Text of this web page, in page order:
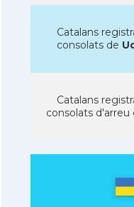
Catalans
consolats de
Catalans
consolats d'arreu